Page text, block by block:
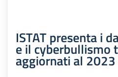
ISTAT presenta i
e il cyberbullismo
aggiornati al 2023